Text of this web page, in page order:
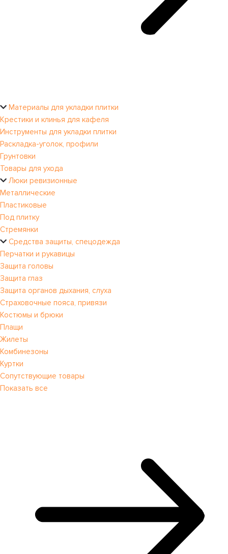
Материалы для укладки плитки
Крестики и клинья для кафеля
Инструменты для укладки плитки
Раскладка-уголок, профили
Грунтовки
Товары для ухода
Люки ревизионные
Металлические
Пластиковые
Под плитку
Стремянки
Средства защиты, спецодежда
Перчатки и рукавицы
Защита головы
Защита глаз
Защита органов дыхания, слуха
Страховочные пояса, привязи
Костюмы и брюки
Плащи
Жилеты
Комбинезоны
Куртки
Сопутствующие товары
Показать все